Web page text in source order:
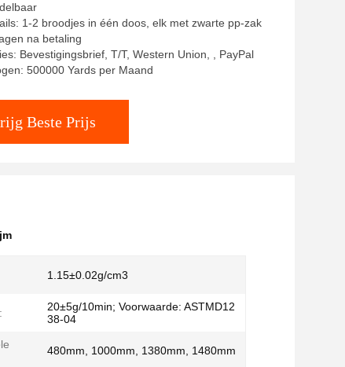
1-2 broodjes in één doos, elk met zwarte pp-zak
na betaling
Bevestigingsbrief, T/T, Western Union, , PayPal
500000 Yards per Maand
Beste Prijs
1.15±0.02g/cm3
20±5g/10min; Voorwaarde: ASTMD12
38-04
480mm, 1000mm, 1380mm, 1480mm